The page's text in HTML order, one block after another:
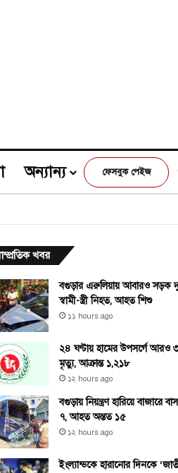
অন্যান্য ফেসবুক পেইজ
খবর
বগুড়ার এরুলিয়ায় আবারও সড়ক
স্বামী-স্ত্রী নিহত, আহত শিশু
১১ hours ago
২৪ ঘণ্টায় হামের উপসর্গে আরও
মৃত্যু, আক্রান্ত ১,২১৮
১২ hours ago
বগুড়ায় নিয়ন্ত্রণ হারিয়ে বাজারে
৭, আহত অন্তত ১৫
১২ hours ago
ইংল্যান্ডকে হারানোর দিনকে